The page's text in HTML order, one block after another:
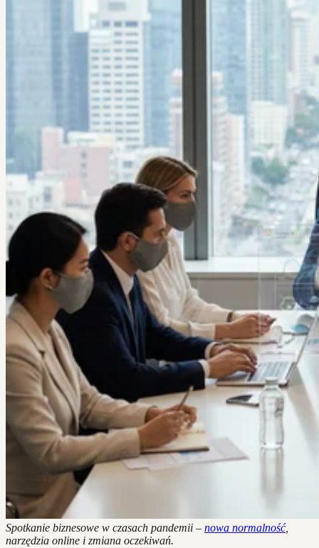
Spotkanie biznesowe w czasach pandemii – nowa normalność,
narzędzia online i zmiana oczekiwań.